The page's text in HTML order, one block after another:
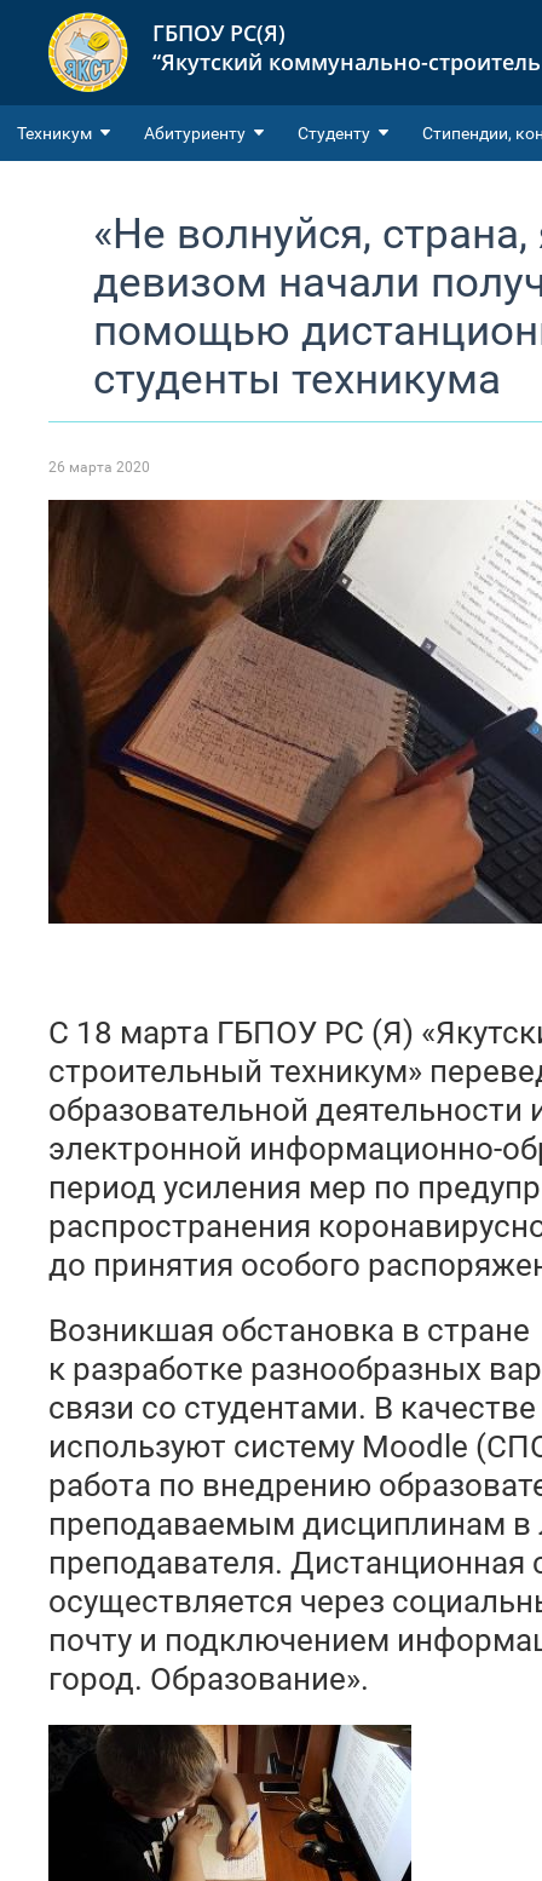
ГБПОУ РС(Я)
“Якутский коммунально-
Техникум Абитуриенту Студенту Cтипендии,
«Не волнуйся,
девизом начали
помощью
студенты техникума
26 марта 2020
С 18 марта ГБПОУ РС (Я)
строительный техникум»
образовательной деятельности
электронной информационно-
период усиления мер по
распространения
до принятия особого
Возникшая обстановка в
к разработке разнообразных
связи со студентами. В
используют систему Moodle
работа по внедрению
преподаваемым дисциплинам в
преподавателя. Дистанционная
осуществляется через
почту и подключением
город. Образование».